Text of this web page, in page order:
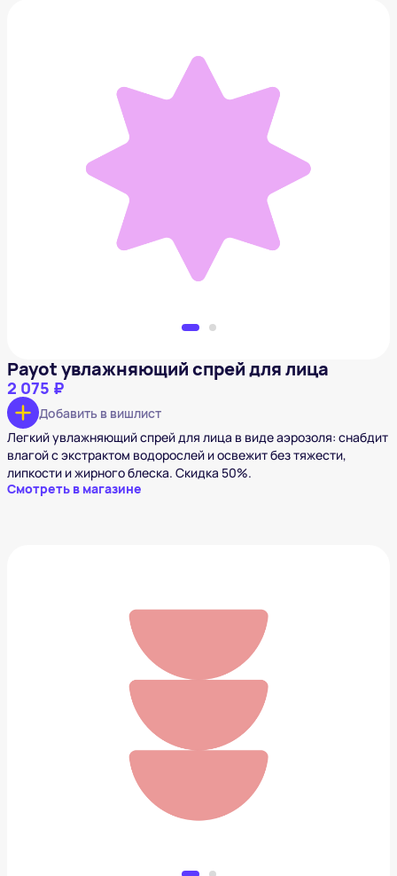
Payot увлажняющий спрей для лица
Payot увлажняющий спрей для лица
2 075 ₽
Добавить в вишлист
Легкий увлажняющий спрей для лица в виде аэрозоля: снабдит
влагой с экстрактом водорослей и освежит без тяжести,
липкости и жирного блеска. Скидка 50%.
Смотреть в магазине
MUGLER COLOGNE Take Me Out